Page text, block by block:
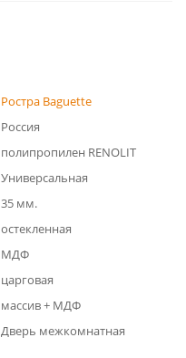
Ростра Baguette
Россия
полипропилен RENOLIT
Универсальная
35 мм.
остекленная
МДФ
царговая
массив + МДФ
Дверь межкомнатная